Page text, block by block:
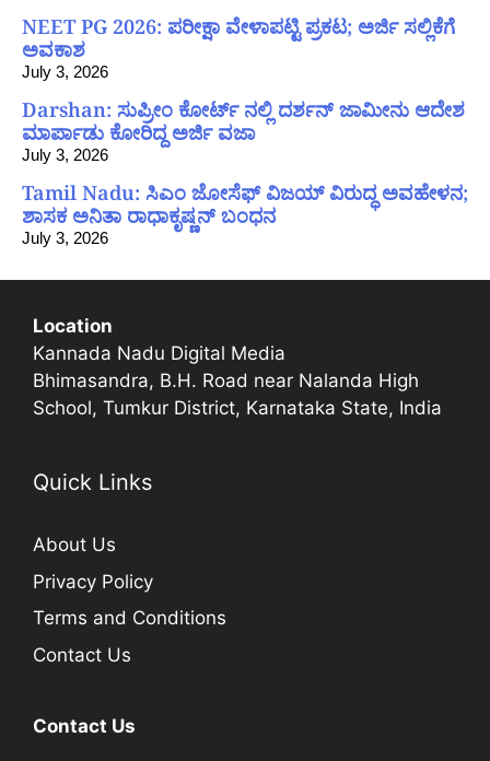
NEET PG 2026: ಪರೀಕ್ಷಾ ವೇಳಾಪಟ್ಟಿ ಪ್ರಕಟ; ಅರ್ಜಿ ಸಲ್ಲಿಕೆಗೆ
ಅವಕಾಶ
July 3, 2026
Darshan: ಸುಪ್ರೀಂ ಕೋರ್ಟ್ ನಲ್ಲಿ ದರ್ಶನ್ ಜಾಮೀನು ಆದೇಶ
ಮಾರ್ಪಾಡು ಕೋರಿದ್ದ ಅರ್ಜಿ ವಜಾ
July 3, 2026
Tamil Nadu: ಸಿಎಂ ಜೋಸೆಫ್ ವಿಜಯ್ ವಿರುದ್ಧ ಅವಹೇಳನ;
ಶಾಸಕ ಅನಿತಾ ರಾಧಾಕೃಷ್ಣನ್ ಬಂಧನ
July 3, 2026
Location
Kannada Nadu Digital Media
Bhimasandra, B.H. Road near Nalanda High
School, Tumkur District, Karnataka State, India
Quick Links
About Us
Privacy Policy
Terms and Conditions
Contact Us
Contact Us